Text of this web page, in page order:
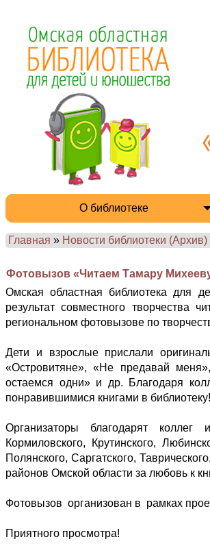
О библиотеке
Главная » Новости библиотеки (Архив)
Фотовызов «Читаем Тамару
Омская областная библиотека для
результат совместного творчества
региональном фотовызове по
Дети и взрослые прислали
«Островитяне», «Не предавай
остаемся одни» и др. Благодаря
понравившимися книгами в библиотеку!
Организаторы благодарят коллег
Кормиловского, Крутинского,
Полянского, Саргатского,
районов Омской области за любовь к
Фотовызов организован в рамках
Приятного просмотра!